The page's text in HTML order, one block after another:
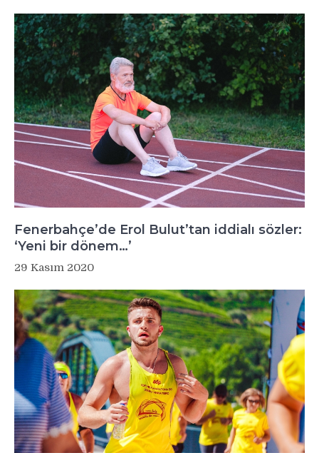
Fenerbahçe’de Erol Bulut’tan iddialı sözler:
‘Yeni bir dönem…’
29 Kasım 2020